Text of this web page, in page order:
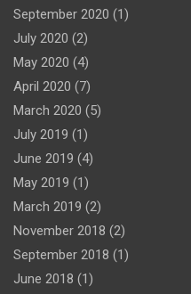
September 2020 (1)
July 2020 (2)
May 2020 (4)
April 2020 (7)
March 2020 (5)
July 2019 (1)
June 2019 (4)
May 2019 (1)
March 2019 (2)
November 2018 (2)
September 2018 (1)
June 2018 (1)